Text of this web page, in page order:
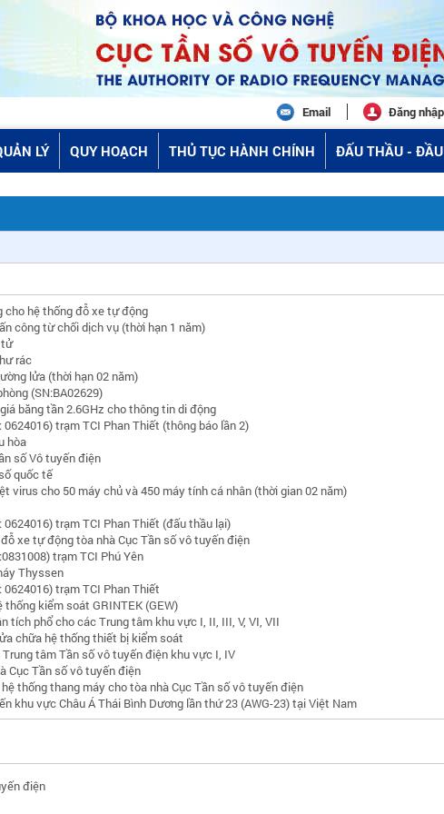
Email Đăng nhập
LÝ QUY HOẠCH THỦ TỤC HÀNH CHÍNH ĐẤU THẦU -
hệ thống đỗ xe tự động
công từ chối dịch vụ (thời hạn 1 năm)
tử
rác
lửa (thời hạn 02 năm)
(SN:BA02629)
băng tần 2.6GHz cho thông tin di động
0624016) trạm TCI Phan Thiết (thông báo lần 2)
hòa
số Vô tuyến điện
quốc tế
virus cho 50 máy chủ và 450 máy tính cá nhân (thời gian 02 năm)
0624016) trạm TCI Phan Thiết (đấu thầu lại)
xe tự động tòa nhà Cục Tần số vô tuyến điện
trạm TCI Phú Yên
Thyssen
0624016) trạm TCI Phan Thiết
kiểm soát GRINTEK (GEW)
tích phổ cho các Trung tâm khu vực I, II, III, V, VI, VII
chữa hệ thống thiết bị kiểm soát
tâm Tần số vô tuyến điện khu vực I, IV
Cục Tần số vô tuyến điện
thống thang máy cho tòa nhà Cục Tần số vô tuyến điện
khu vực Châu Á Thái Bình Dương lần thứ 23 (AWG-23) tại Việt Nam
điện